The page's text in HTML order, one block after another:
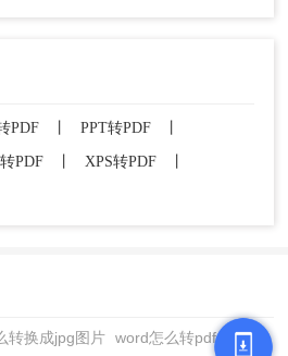
PDF PPT转PDF
PDF XPS转PDF
转换成jpg图片 word怎么转pdf